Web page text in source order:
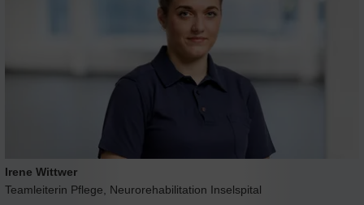
Irene Wittwer
Teamleiterin Pflege, Neurorehabilitation Inselspital